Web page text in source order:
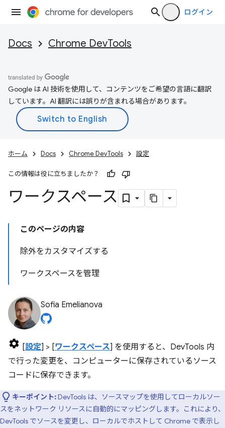
ログイン
Docs Chrome DevTools
Google は AI 技術を使用して、コンテンツをご希望の言語に翻訳
しています。AI 翻訳には誤りが含まれる場合があります。
ホーム Docs Chrome DevTools 設定
この情報は役に立ちましたか？
ワークスペース
このページの内容
除外をカスタマイズする
ワークスペースを管理
Sofia Emelianova
[設定] > [ワークスペース] を使用すると、DevTools 内
で行った変更を、コンピューターに保存されているソース
コードに保存できます。
キーポイント:DevTools は、ソースマップを使用してローカルソー
スをネットワーク リソースに自動的にマッピングします。これにより、
DevTools でソースを変更し、ローカルでホストして Chrome で表示し